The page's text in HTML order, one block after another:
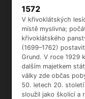
1572
V křivoklátských
místě myslivna;
křivoklátského
(1699–1762)
Grund. V roce 1929
dalším majetkem
války zde občas
50. letech 20.
sloužil jako školicí a